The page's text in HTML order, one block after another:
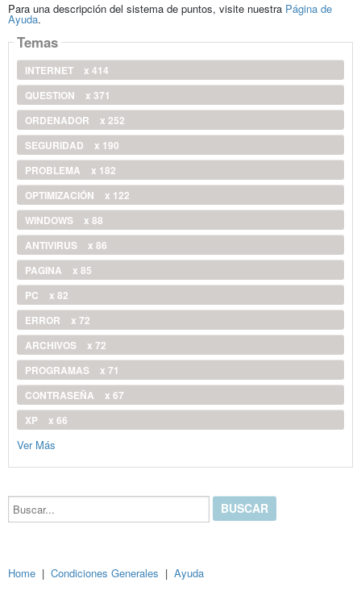
Para una descripción del sistema de puntos, visite nuestra Página de
Ayuda.
Temas
INTERNET
x 414
QUESTION
x 371
ORDENADOR
x 252
SEGURIDAD
x 190
PROBLEMA
x 182
OPTIMIZACIÓN
x 122
WINDOWS
x 88
ANTIVIRUS
x 86
PAGINA
x 85
PC
x 82
ERROR
x 72
ARCHIVOS
x 72
PROGRAMAS
x 71
CONTRASEÑA
x 67
XP
x 66
Ver Más
Buscar...
Home | Condiciones Generales | Ayuda